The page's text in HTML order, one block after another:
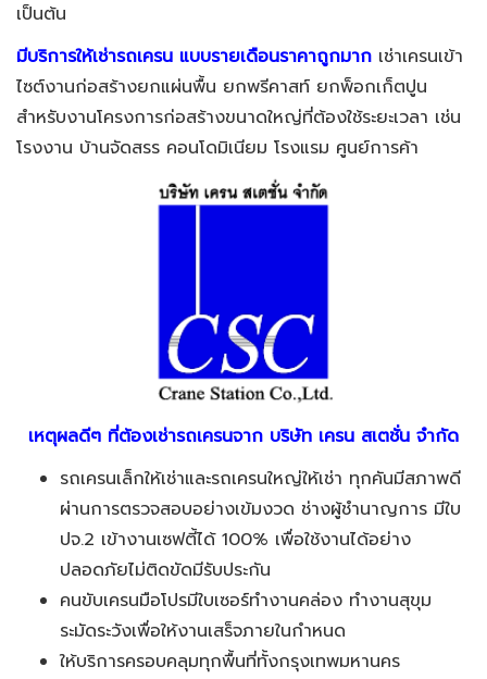
เป็นต้น
มีบริการให้เช่ารถเครน แบบรายเดือนราคาถูกมาก เช่าเครนเข้า
ไซต์งานก่อสร้างยกแผ่นพื้น ยกพรีคาสท์ ยกพ็อกเก็ตปูน
สำหรับงานโครงการก่อสร้างขนาดใหญ่ที่ต้องใช้ระยะเวลา เช่น
โรงงาน บ้านจัดสรร คอนโดมิเนียม โรงแรม ศูนย์การค้า
เหตุผลดีๆ ที่ต้องเช่ารถเครนจาก บริษัท เครน สเตชั่น จำกัด
รถเครนเล็กให้เช่าและรถเครนใหญ่ให้เช่า ทุกคันมีสภาพดี
ผ่านการตรวจสอบอย่างเข้มงวด ช่างผู้ชำนาญการ มีใบ
ปจ.2 เข้างานเซฟตี้ได้ 100% เพื่อใช้งานได้อย่าง
ปลอดภัยไม่ติดขัดมีรับประกัน
คนขับเครนมือโปรมีใบเซอร์ทำงานคล่อง ทำงานสุขุม
ระมัดระวังเพื่อให้งานเสร็จภายในกำหนด
ให้บริการครอบคลุมทุกพื้นที่ทั้งกรุงเทพมหานคร